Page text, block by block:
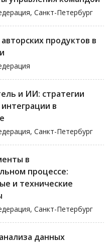
Санкт-Петербург
продуктов в
и ИИ: стратегии
в
Санкт-Петербург
в
процессе:
и технические
Санкт-Петербург
данных